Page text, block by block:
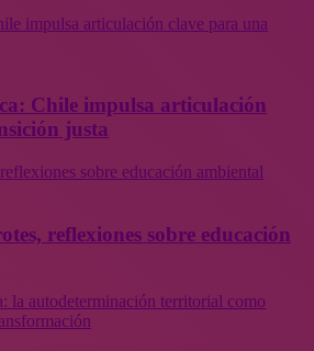
impulsa articulación clave para una
Chile impulsa articulación
justa
sobre educación ambiental
reflexiones sobre educación
la autodeterminación territorial como